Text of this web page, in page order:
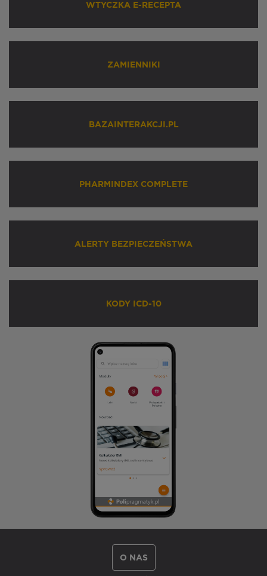
WTYCZKA E-RECEPTA
ZAMIENNIKI
BAZAINTERAKCJI.PL
PHARMINDEX COMPLETE
ALERTY BEZPIECZEŃSTWA
KODY ICD-10
O NAS